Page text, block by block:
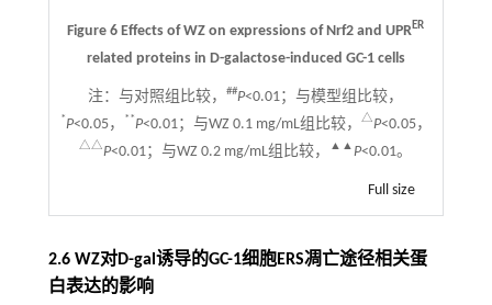
Figure 6 Effects of WZ on expressions of Nrf2 and UPRER
related proteins in D-galactose-induced GC-1 cells
注：与对照组比较，##P<0.01；与模型组比较，
*P<0.05， **P<0.01；与WZ 0.1 mg/mL组比较， △P<0.05，
△△P<0.01；与WZ 0.2 mg/mL组比较， ▲▲ P<0.01。
Full size
2.6 WZ对D-gal诱导的GC-1细胞ERS凋亡途径相关蛋
白表达的影响